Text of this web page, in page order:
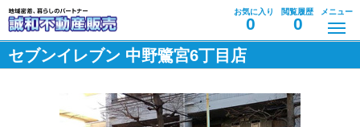
お気に入り
0
閲覧履歴
0
メニュー
セブンイレブン 中野鷺宮6丁目店